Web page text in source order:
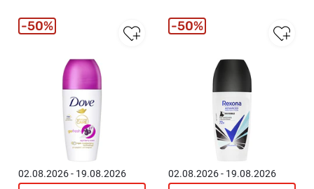
02.08.2026 - 19.08.2026
50%
02.08.2026 - 19.08.2026
50%